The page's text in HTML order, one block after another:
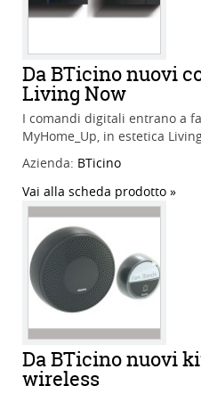
Da BTicino nuovi
Living Now
I comandi digitali entrano a
MyHome_Up, in estetica
Azienda: BTicino
Vai alla scheda prodotto
Da BTicino nuovi
wireless